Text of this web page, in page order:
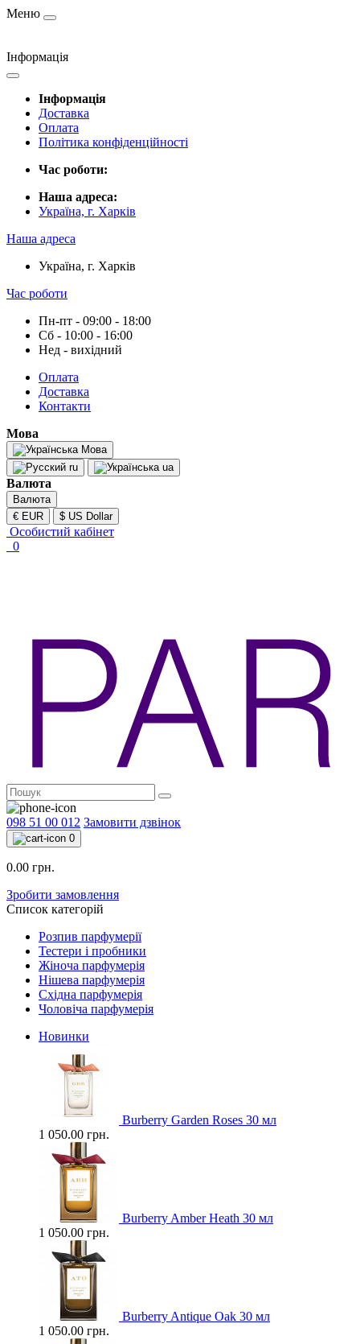
Меню
Інформація
Інформація
Доставка
Оплата
Політика конфіденційності
Час роботи:
Наша адреса:
Україна, г. Харків
Наша адреса
Україна, г. Харків
Час роботи
Пн-пт - 09:00 - 18:00
Сб - 10:00 - 16:00
Нед - вихідний
Оплата
Доставка
Контакти
Мова
Мова
ru
ua
Валюта
Валюта
€ EUR
$ US Dollar
Особистий кабінет
0
098 51 00 012 Замовити дзвінок
0
0.00 грн.
Зробити замовлення
Список категорій
Розпив парфумерії
Тестери і пробники
Жіноча парфумерія
Нішева парфумерія
Східна парфумерія
Чоловіча парфумерія
Новинки
Burberry Garden Roses 30 мл
1 050.00 грн.
Burberry Amber Heath 30 мл
1 050.00 грн.
Burberry Antique Oak 30 мл
1 050.00 грн.